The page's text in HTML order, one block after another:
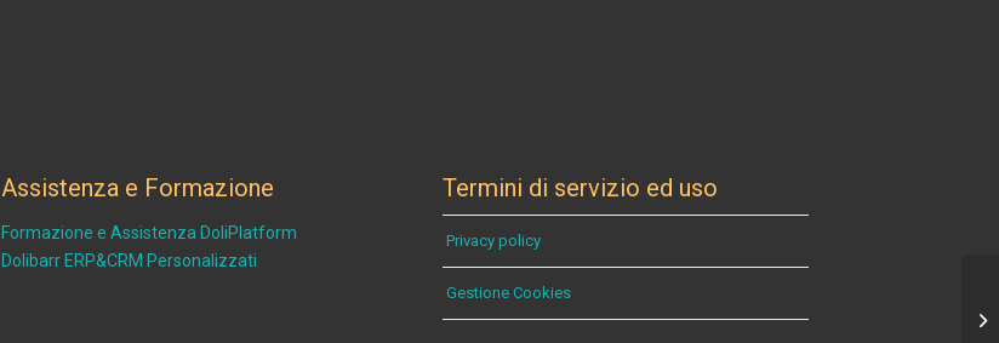
Assistenza e Formazione
Formazione e Assistenza DoliPlatform
Dolibarr ERP&CRM Personalizzati
Termini di servizio ed uso
Privacy policy
Gestione Cookies